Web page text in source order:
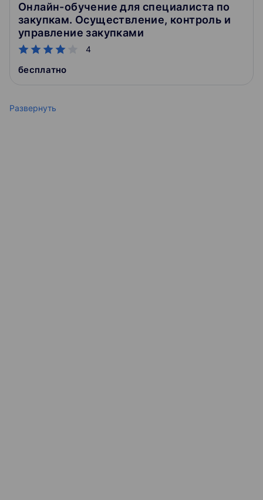
Онлайн-обучение для специалиста по
закупкам. Осуществление, контроль и
управление закупками
4
бесплатно
Развернуть